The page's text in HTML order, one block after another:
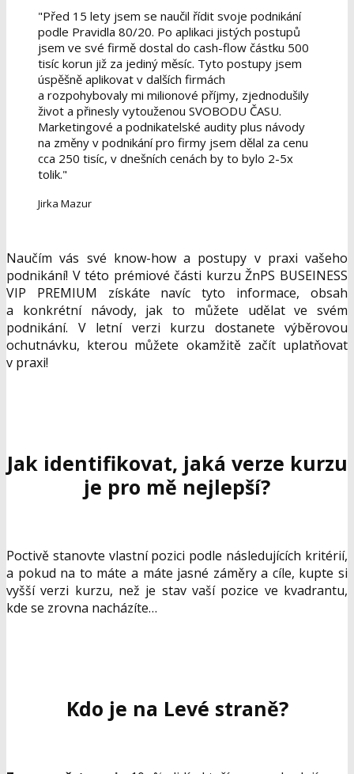
"Před 15 lety jsem se naučil řídit svoje podnikání
podle Pravidla 80/20. Po aplikaci jistých postupů
jsem ve své firmě dostal do cash-flow částku 500
tisíc korun již za jediný měsíc. Tyto postupy jsem
úspěšně aplikovat v dalších firmách
a rozpohybovaly mi milionové příjmy, zjednodušily
život a přinesly vytouženou SVOBODU ČASU.
Marketingové a podnikatelské audity plus návody
na změny v podnikání pro firmy jsem dělal za cenu
cca 250 tisíc, v dnešních cenách by to bylo 2-5x
tolik."
Jirka Mazur
Naučím vás své know-how a postupy v praxi vašeho
podnikání! V této prémiové části kurzu ŽnPS BUSEINESS
VIP PREMIUM získáte navíc tyto informace, obsah
a konkrétní návody, jak to můžete udělat ve svém
podnikání. V letní verzi kurzu dostanete výběrovou
ochutnávku, kterou můžete okamžitě začít uplatňovat
v praxi!
Jak identifikovat, jaká verze kurzu
je pro mě nejlepší?
Poctivě stanovte vlastní pozici podle následujících kritérií,
a pokud na to máte a máte jasné záměry a cíle, kupte si
vyšší verzi kurzu, než je stav vaší pozice ve kvadrantu,
kde se zrovna nacházíte…
Kdo je na Levé straně?